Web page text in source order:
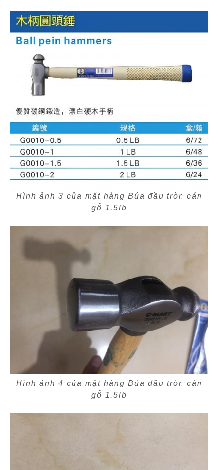
Hình ảnh 3 của mặt hàng Búa đầu tròn cán
gỗ 1.5lb
Hình ảnh 4 của mặt hàng Búa đầu tròn cán
gỗ 1.5lb